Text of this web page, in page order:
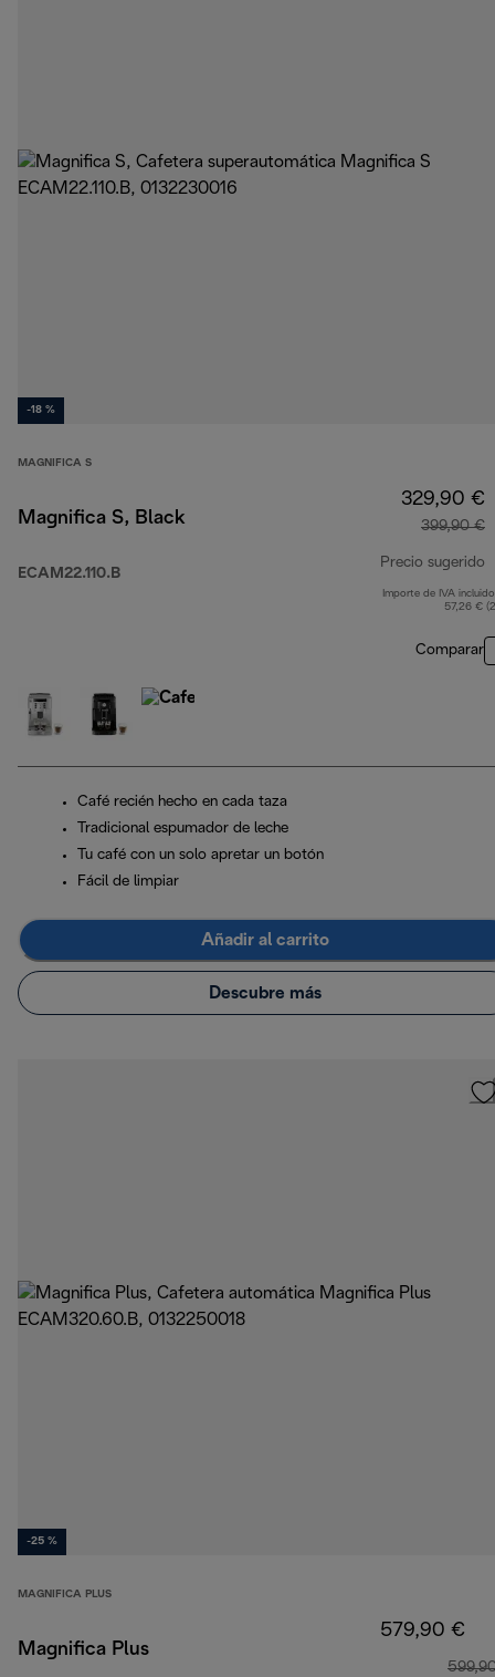
-18 %
MAGNIFICA S
Magnifica S, Black
ECAM22.110.B
329,90 €
399,90 €
Precio sugerido
Importe de IVA
57,26 €
Comparar
Café recién hecho en cada taza
Tradicional espumador de leche
Tu café con un solo apretar un botón
Fácil de limpiar
Añadir al carrito
Descubre más
-25 %
MAGNIFICA PLUS
Magnifica Plus
579,90 €